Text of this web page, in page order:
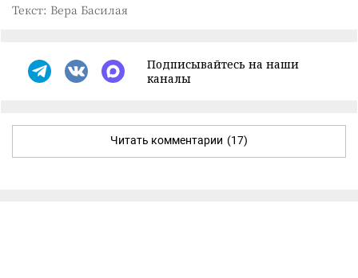
Текст: Вера Басилая
Подписывайтесь на наши
каналы
Читать комментарии (17)